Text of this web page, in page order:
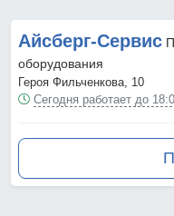
Айсберг-Сервис
оборудования
Героя Фильченкова, 10
Сегодня работает до